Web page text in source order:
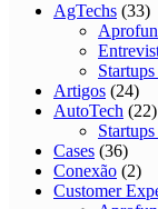
AgTechs (33)
Artigos (24)
AutoTech (22)
Cases (36)
Conexão (2)
Customer